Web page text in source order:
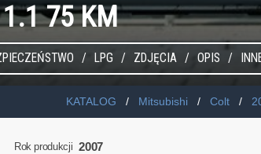
75 KM
LPG ZDJĘCIA OPIS
KATALOG Mitsubishi Colt
Rok produkcji 2007